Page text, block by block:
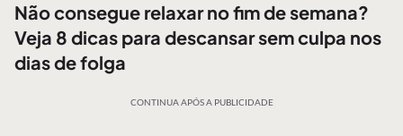
Não consegue relaxar no fim de semana?
Veja 8 dicas para descansar sem culpa nos
dias de folga
CONTINUA APÓS A PUBLICIDADE